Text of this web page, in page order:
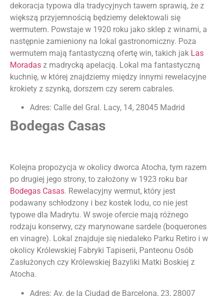
dekoracja typowa dla tradycyjnych tawern sprawią, że z
większą przyjemnością będziemy delektowali się
wermutem. Powstaje w 1920 roku jako sklep z winami, a
następnie zamieniony na lokal gastronomiczny. Poza
wermutem mają fantastyczną ofertę win, takich jak Las
Moradas z madrycką apelacją. Lokal ma fantastyczną
kuchnię, w której znajdziemy między innymi rewelacyjne
krokiety z szynką, dorszem czy serem cabrales.
Adres: Calle del Gral. Lacy, 14, 28045 Madrid
Bodegas Casas
Kolejna propozycja w okolicy dworca Atocha, tym razem
po drugiej jego strony, to założony w 1923 roku bar
Bodegas Casas. Rewelacyjny wermut, który jest
podawany schłodzony i bez kostek lodu, co nie jest
typowe dla Madrytu. W swoje ofercie mają różnego
rodzaju konserwy, czy marynowane sardele (boquerones
en vinagre). Lokal znajduje się niedaleko Parku Retiro i w
okolicy Królewskiej Fabryki Tapiserii, Panteonu Osób
Zasłużonych czy Królewskiej Bazyliki Matki Boskiej z
Atocha.
Adres: Av. de la Ciudad de Barcelona, 23, 28007